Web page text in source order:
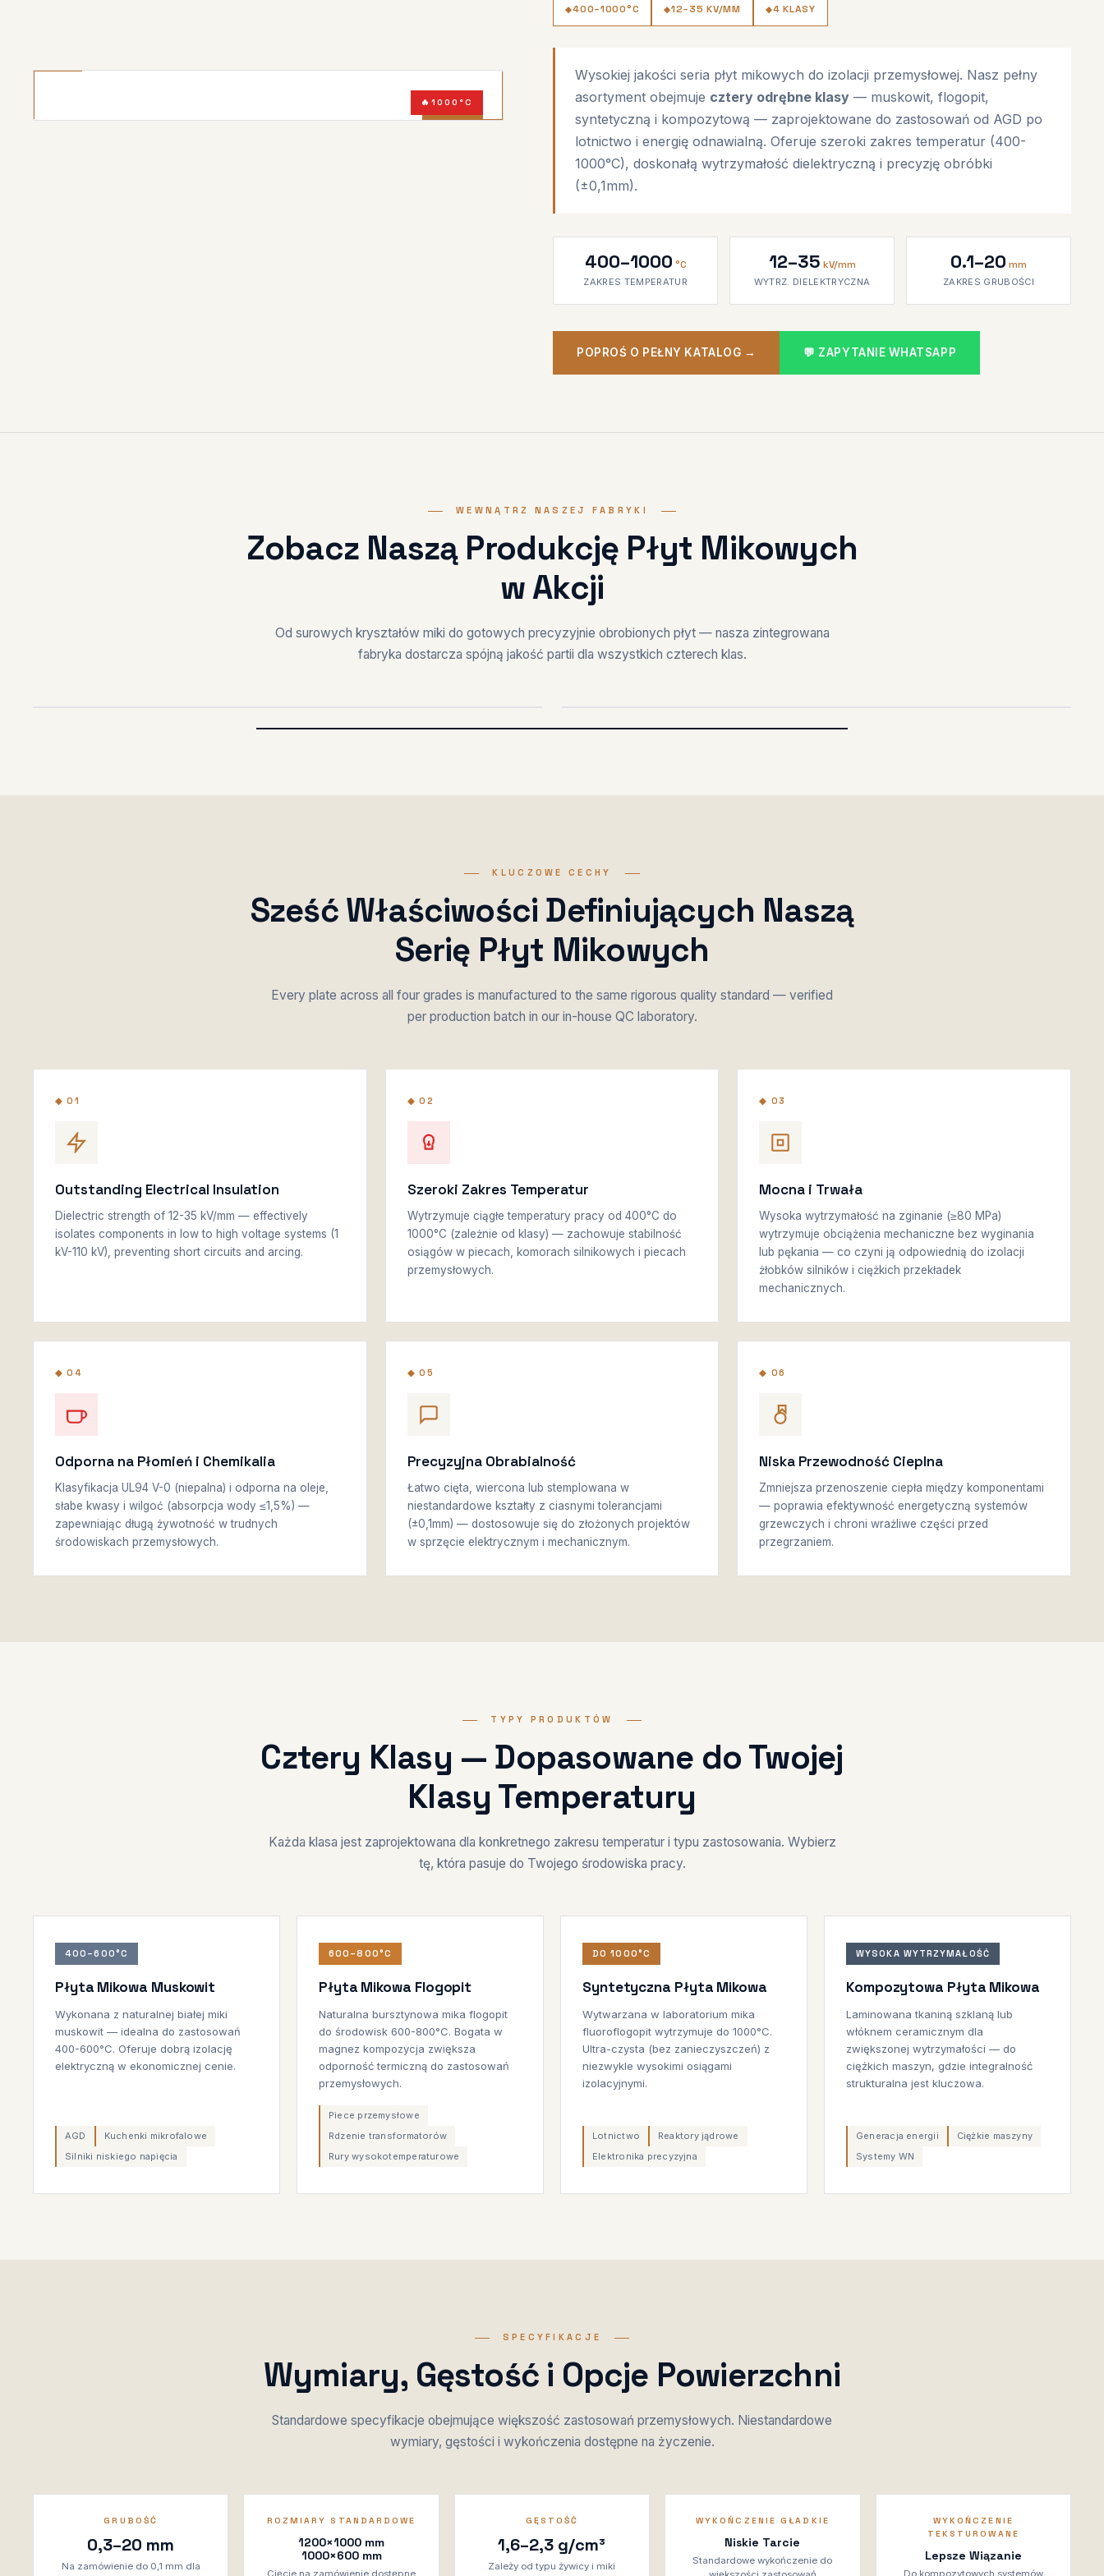
1000°C
400–1000°C 12–35 KV/MM 4 KLASY
Wysokiej jakości seria płyt mikowych do izolacji przemysłowej. Nasz pełny
asortyment obejmuje cztery odrębne klasy — muskowit, flogopit,
syntetyczną i kompozytową — zaprojektowane do zastosowań od AGD po
lotnictwo i energię odnawialną. Oferuje szeroki zakres temperatur (400-
1000°C), doskonałą wytrzymałość dielektryczną i precyzję obróbki
(±0,1mm).
400–1000 °C
ZAKRES TEMPERATUR
12–35 kV/mm
WYTRZ. DIELEKTRYCZNA
0.1–20 mm
ZAKRES GRUBOŚCI
POPROŚ O PEŁNY KATALOG → 💬 ZAPYTANIE WHATSAPP
WEWNĄTRZ NASZEJ FABRYKI
Zobacz Naszą Produkcję Płyt Mikowych
w Akcji
Od surowych kryształów miki do gotowych precyzyjnie obrobionych płyt — nasza zintegrowana
fabryka dostarcza spójną jakość partii dla wszystkich czterech klas.
PRODUKCJA
KLUCZOWE CECHY
Sześć Właściwości Definiujących Naszą
Serię Płyt Mikowych
Every plate across all four grades is manufactured to the same rigorous quality standard — verified
per production batch in our in-house QC laboratory.
◆ 01
Outstanding Electrical Insulation
Dielectric strength of 12-35 kV/mm — effectively
isolates components in low to high voltage systems (1
kV-110 kV), preventing short circuits and arcing.
◆ 02
Szeroki Zakres Temperatur
Wytrzymuje ciągłe temperatury pracy od 400°C do
1000°C (zależnie od klasy) — zachowuje stabilność
osiągów w piecach, komorach silnikowych i piecach
przemysłowych.
◆ 03
Mocna i Trwała
Wysoka wytrzymałość na zginanie (≥80 MPa)
wytrzymuje obciążenia mechaniczne bez wyginania
lub pękania — co czyni ją odpowiednią do izolacji
żłobków silników i ciężkich przekładek
mechanicznych.
◆ 04
Odporna na Płomień i Chemikalia
Klasyfikacja UL94 V-0 (niepalna) i odporna na oleje,
słabe kwasy i wilgoć (absorpcja wody ≤1,5%) —
zapewniając długą żywotność w trudnych
środowiskach przemysłowych.
◆ 05
Precyzyjna Obrabialność
Łatwo cięta, wiercona lub stemplowana w
niestandardowe kształty z ciasnymi tolerancjami
(±0,1mm) — dostosowuje się do złożonych projektów
w sprzęcie elektrycznym i mechanicznym.
◆ 06
Niska Przewodność Cieplna
Zmniejsza przenoszenie ciepła między komponentami
— poprawia efektywność energetyczną systemów
grzewczych i chroni wrażliwe części przed
przegrzaniem.
TYPY PRODUKTÓW
Cztery Klasy — Dopasowane do Twojej
Klasy Temperatury
Każda klasa jest zaprojektowana dla konkretnego zakresu temperatur i typu zastosowania. Wybierz
tę, która pasuje do Twojego środowiska pracy.
400–600°C
Płyta Mikowa Muskowit
Wykonana z naturalnej białej miki
muskowit — idealna do zastosowań
400-600°C. Oferuje dobrą izolację
elektryczną w ekonomicznej cenie.
AGD
Kuchenki mikrofalowe
Silniki niskiego napięcia
600–800°C
Płyta Mikowa Flogopit
Naturalna bursztynowa mika flogopit
do środowisk 600-800°C. Bogata w
magnez kompozycja zwiększa
odporność termiczną do zastosowań
przemysłowych.
Piece przemysłowe
Rdzenie transformatorów
Rury wysokotemperaturowe
DO 1000°C
Syntetyczna Płyta Mikowa
Wytwarzana w laboratorium mika
fluoroflogopit wytrzymuje do 1000°C.
Ultra-czysta (bez zanieczyszczeń) z
niezwykle wysokimi osiągami
izolacyjnymi.
Lotnictwo
Reaktory jądrowe
Elektronika precyzyjna
WYSOKA WYTRZYMAŁOŚĆ
Kompozytowa Płyta Mikowa
Laminowana tkaniną szklaną lub
włóknem ceramicznym dla
zwiększonej wytrzymałości — do
ciężkich maszyn, gdzie integralność
strukturalna jest kluczowa.
Generacja energii
Ciężkie maszyny
Systemy WN
SPECYFIKACJE
Wymiary, Gęstość i Opcje Powierzchni
Standardowe specyfikacje obejmujące większość zastosowań przemysłowych. Niestandardowe
wymiary, gęstości i wykończenia dostępne na życzenie.
GRUBOŚĆ
0,3–20 mm
Na zamówienie do 0,1 mm dla
ROZMIARY STANDARDOWE
1200×1000 mm
1000×600 mm
Cięcie na zamówienie dostępne
GĘSTOŚĆ
1,6–2,3 g/cm³
Zależy od typu żywicy i miki
WYKOŃCZENIE GŁADKIE
Niskie Tarcie
Standardowe wykończenie do
WYKOŃCZENIE
TEKSTUROWANE
Lepsze Wiązanie
Do kompozytowych systemów